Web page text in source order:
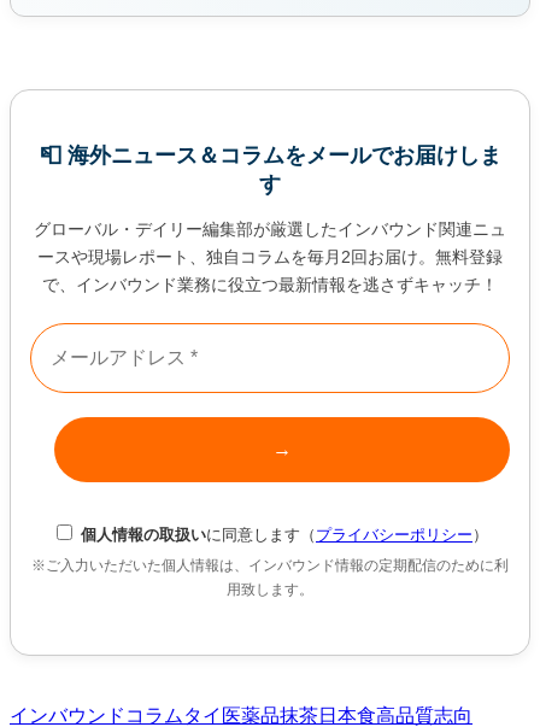
📮 海外ニュース＆コラムをメールでお届けしま
す
グローバル・デイリー編集部が厳選したインバウンド関連ニュ
ースや現場レポート、独自コラムを毎月2回お届け。無料登録
で、インバウンド業務に役立つ最新情報を逃さずキャッチ！
個人情報の取扱いに同意します（ プライバシーポリシー ）
※ご入力いただいた個人情報は、インバウンド情報の定期配信のために利
用致します。
インバウンドコラムタイ 医薬品抹茶日本食高品質志向